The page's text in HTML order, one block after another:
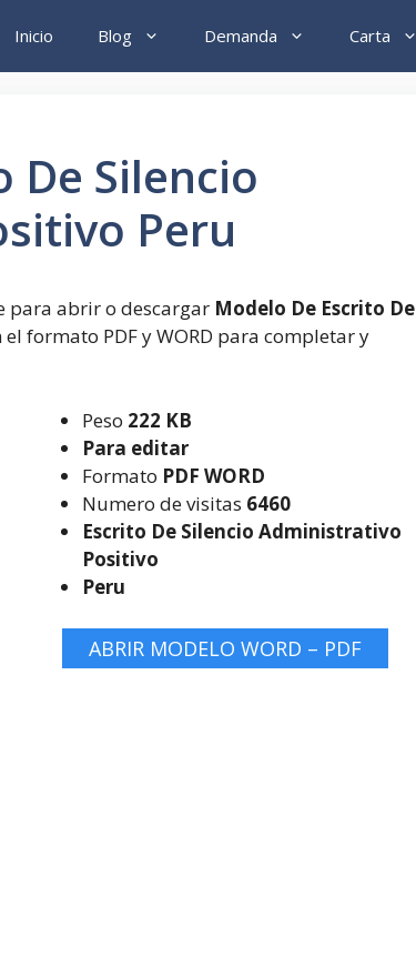
Inicio Blog Demanda Carta
De Silencio
Peru
para abrir o descargar Modelo De Escrito De
el formato PDF y WORD para completar y
Peso 222 KB
Para editar
Formato PDF WORD
Numero de visitas 6460
Escrito De Silencio Administrativo
Positivo
Peru
ABRIR MODELO WORD – PDF